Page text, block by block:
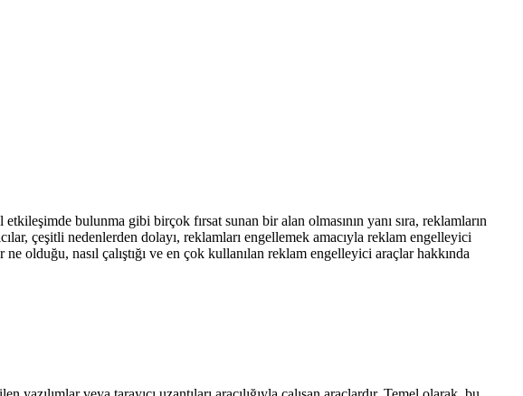
bulunma gibi birçok fırsat sunan bir alan olmasının yanı sıra, reklamların
çeşitli nedenlerden dolayı, reklamları engellemek amacıyla reklam engelleyici
olduğu, nasıl çalıştığı ve en çok kullanılan reklam engelleyici araçlar hakkında